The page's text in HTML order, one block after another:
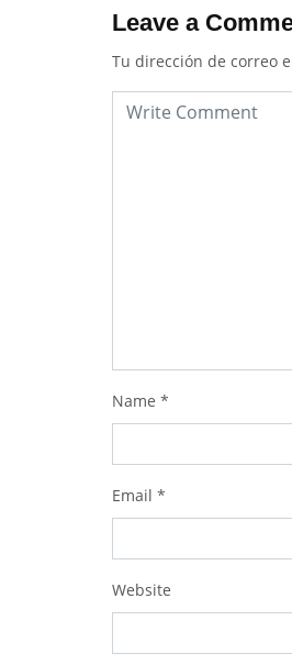
Leave a
Tu dirección de correo
Name *
Email *
Website